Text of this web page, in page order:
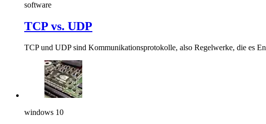
software
TCP vs. UDP
TCP und UDP sind Kommunikationsprotokolle, also Regelwerke, die es
windows 10